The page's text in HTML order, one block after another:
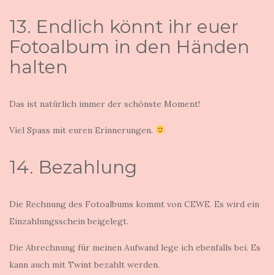
13. Endlich könnt ihr euer
Fotoalbum in den Händen
halten
Das ist natürlich immer der schönste Moment!
Viel Spass mit euren Erinnerungen.
14. Bezahlung
Die Rechnung des Fotoalbums kommt von CEWE. Es wird ein
Einzahlungsschein beigelegt.
Die Abrechnung für meinen Aufwand lege ich ebenfalls bei. Es
kann auch mit Twint bezahlt werden.